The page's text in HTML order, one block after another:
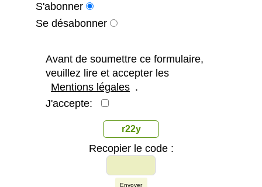
S'abonner
Se désabonner
Avant de soumettre ce formulaire,
veuillez lire et accepter les
Mentions légales .
J'accepte:
r22y
Recopier le code :
Envoyer